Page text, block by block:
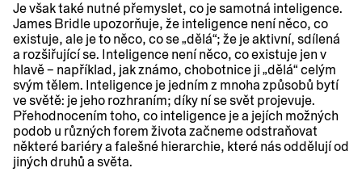
Je však také nutné přemyslet, co je samotná inteligence.
James Bridle upozorňuje, že inteligence není něco, co
existuje, ale je to něco, co se „dělá“; že je aktivní, sdílená
a rozšiřující se. Inteligence není něco, co existuje jen v
hlavě – například, jak známo, chobotnice ji „dělá“ celým
svým tělem. Inteligence je jedním z mnoha způsobů bytí
ve světě: je jeho rozhraním; díky ní se svět projevuje.
Přehodnocením toho, co inteligence je a jejích možných
podob u různých forem života začneme odstraňovat
některé bariéry a falešné hierarchie, které nás oddělují od
jiných druhů a světa.